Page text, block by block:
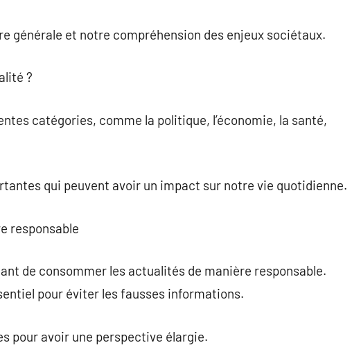
générale et notre compréhension des enjeux sociétaux.
?
catégories, comme la politique, l’économie, la santé,
qui peuvent avoir un impact sur notre vie quotidienne.
responsable
de consommer les actualités de manière responsable.
pour éviter les fausses informations.
pour avoir une perspective élargie.